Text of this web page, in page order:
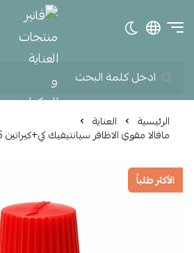
تبديل الوضع الداكن
ڤانير
الرئيسية العناية
مافالا مقوي الاظافر سيانتيفيك كي+كيراتين 5 مل
الأكثر طلباً